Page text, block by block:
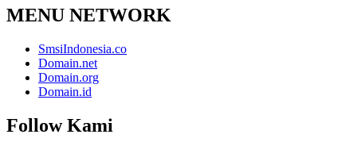
MENU NETWORK
SmsiIndonesia.co
Domain.net
Domain.org
Domain.id
Follow Kami